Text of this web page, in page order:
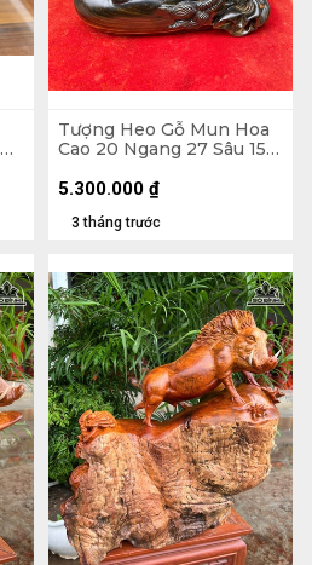
Tượng Heo Gỗ Mun Hoa
Cao 20 Ngang 27 Sâu 15
3 tháng trước
5.300.000 ₫